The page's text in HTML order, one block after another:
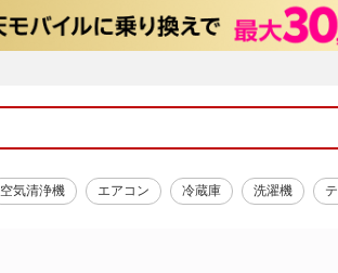
空気清浄機 エアコン 冷蔵庫 洗濯機